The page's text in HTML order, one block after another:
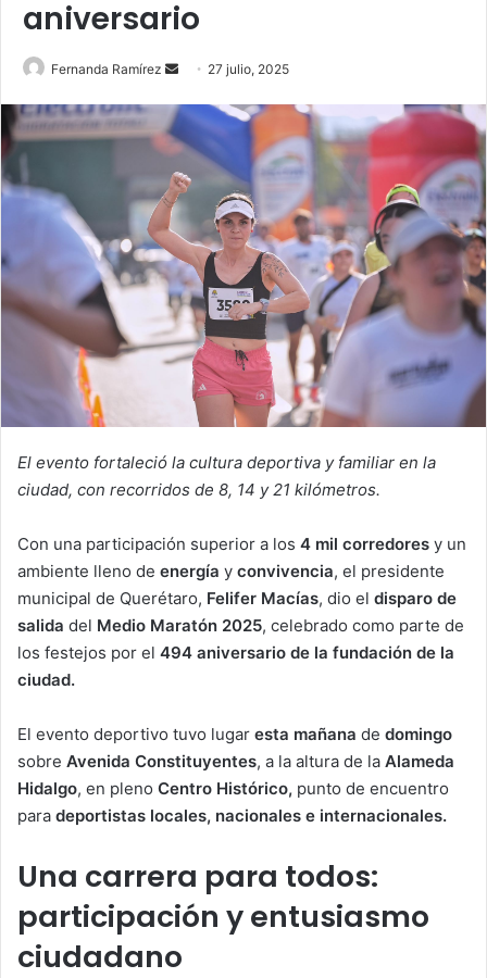
aniversario
Fernanda Ramírez
Send
email
27 julio, 2025
El evento fortaleció la cultura deportiva y familiar en la
ciudad, con recorridos de 8, 14 y 21 kilómetros.
Con una participación superior a los 4 mil corredores y un
ambiente lleno de energía y convivencia, el presidente
municipal de Querétaro, Felifer Macías, dio el disparo de
salida del Medio Maratón 2025, celebrado como parte de
los festejos por el 494 aniversario de la fundación de la
ciudad.
El evento deportivo tuvo lugar esta mañana de domingo
sobre Avenida Constituyentes, a la altura de la Alameda
Hidalgo, en pleno Centro Histórico, punto de encuentro
para deportistas locales, nacionales e internacionales.
Una carrera para todos:
participación y entusiasmo
ciudadano